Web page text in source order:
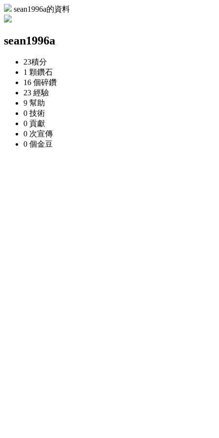
sean1996a的資料
sean1996a
23積分
1 顆鑽石
16 個碎鑽
23 經驗
9 幫助
0 技術
0 貢獻
0 次宣傳
0 個金豆